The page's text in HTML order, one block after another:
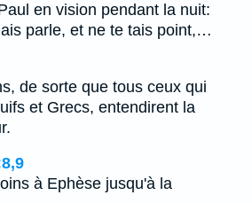
en vision pendant la nuit:
parle, et ne te tais point,…
de sorte que tous ceux qui
et Grecs, entendirent la
à Ephèse jusqu'à la